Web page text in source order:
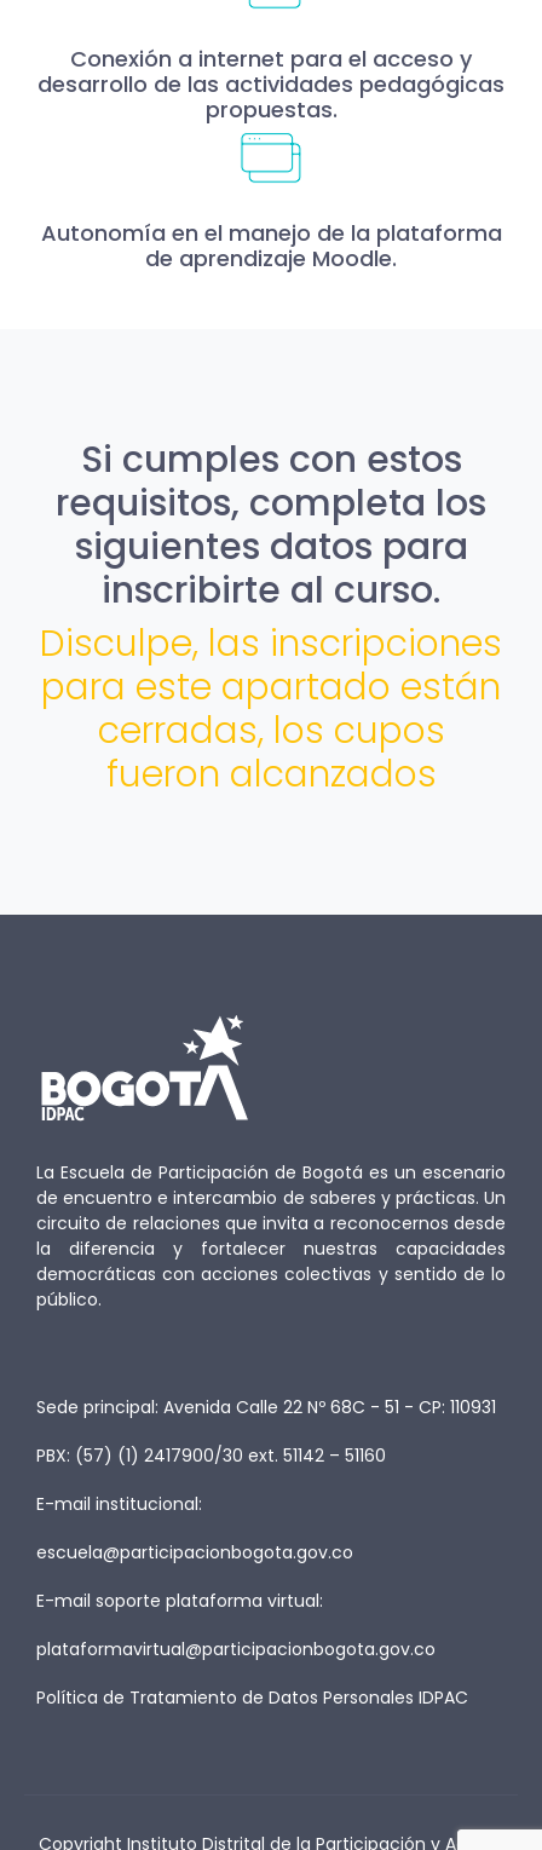
Conexión a internet para el acceso y
desarrollo de las actividades pedagógicas
propuestas.
Autonomía en el manejo de la plataforma
de aprendizaje Moodle.
Si cumples con estos
requisitos, completa los
siguientes datos para
inscribirte al curso.
Disculpe, las inscripciones
para este apartado están
cerradas, los cupos
fueron alcanzados
La Escuela de Participación de Bogotá es un escenario
de encuentro e intercambio de saberes y prácticas. Un
circuito de relaciones que invita a reconocernos desde
la diferencia y fortalecer nuestras capacidades
democráticas con acciones colectivas y sentido de lo
público.
Sede principal: Avenida Calle 22 Nº 68C - 51 - CP: 110931
PBX: (57) (1) 2417900/30 ext. 51142 – 51160
E-mail institucional:
escuela@participacionbogota.gov.co
E-mail soporte plataforma virtual:
plataformavirtual@participacionbogota.gov.co
Política de Tratamiento de Datos Personales IDPAC
Copyright Instituto Distrital de la Participación y Acción